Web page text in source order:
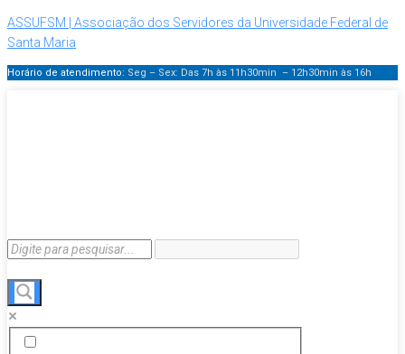
ASSUFSM | Associação dos Servidores da Universidade Federal de
Santa Maria
Horário de atendimento: Seg – Sex: Das 7h às 11h30min – 12h30min às 16h